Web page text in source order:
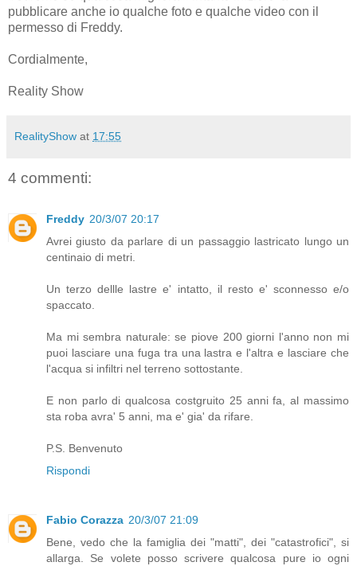
pubblicare anche io qualche foto e qualche video con il
permesso di Freddy.
Cordialmente,
Reality Show
RealityShow at 17:55
4 commenti:
Freddy 20/3/07 20:17
Avrei giusto da parlare di un passaggio lastricato lungo un
centinaio di metri.
Un terzo dellle lastre e' intatto, il resto e' sconnesso e/o
spaccato.
Ma mi sembra naturale: se piove 200 giorni l'anno non mi
puoi lasciare una fuga tra una lastra e l'altra e lasciare che
l'acqua si infiltri nel terreno sottostante.
E non parlo di qualcosa costgruito 25 anni fa, al massimo
sta roba avra' 5 anni, ma e' gia' da rifare.
P.S. Benvenuto
Rispondi
Fabio Corazza 20/3/07 21:09
Bene, vedo che la famiglia dei "matti", dei "catastrofici", si
allarga. Se volete posso scrivere qualcosa pure io ogni